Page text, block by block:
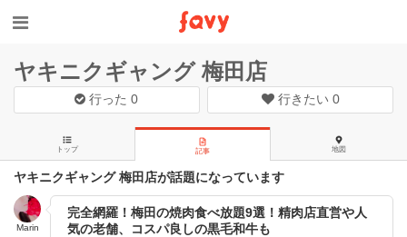
ヤキニクギャング 梅田店
行った0 行きたい 0
トップ 記事 地図
ヤキニクギャング 梅田店が話題になっています
Marin
完全網羅！梅田の焼肉食べ放題9選！精肉店直営や人
気の老舗、コスパ良しの黒毛和牛も